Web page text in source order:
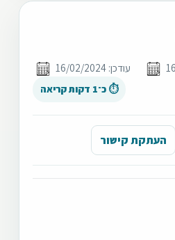
עודכן: 16/02/2024
⏱ כ־1 דקות קריאה
העתקת קישור